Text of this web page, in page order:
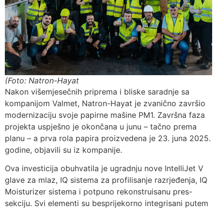
(Foto: Natron-Hayat
Nakon višemjesečnih priprema i bliske saradnje sa
kompanijom Valmet, Natron-Hayat je zvanično završio
modernizaciju svoje papirne mašine PM1. Završna faza
projekta uspješno je okončana u junu – tačno prema
planu – a prva rola papira proizvedena je 23. juna 2025.
godine, objavili su iz kompanije.
Ova investicija obuhvatila je ugradnju nove IntelliJet V
glave za mlaz, IQ sistema za profilisanje razrjeđenja, IQ
Moisturizer sistema i potpuno rekonstruisanu pres-
sekciju. Svi elementi su besprijekorno integrisani putem